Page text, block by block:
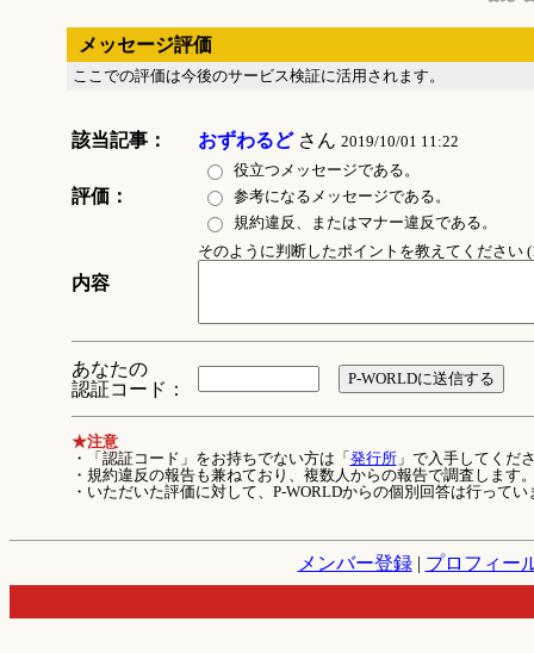
メッセージ評価
ここでの評価は今後のサービス検証に活用されます。
該当記事： おずわるどさん 2019/10/01 11:22
評価：
役立つメッセージである。
参考になるメッセージである。
規約違反、またはマナー違反である。
内容
そのように判断したポイントを教えてください
あなたの
認証コード：
★注意
・「認証コード」をお持ちでない方は「 発行所」で入手してくだ
・規約違反の報告も兼ねており、複数人からの報告で調査します
・いただいた評価に対して、P-WORLDからの個別回答は行ってい
メンバー登録| プロフィー